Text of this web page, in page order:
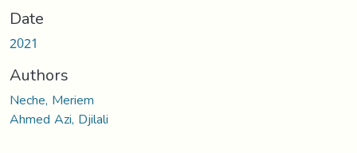
Date
2021
Authors
Neche, Meriem
Ahmed Azi, Djilali